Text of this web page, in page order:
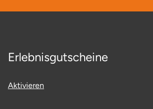
Erlebnisgutscheine
Aktivieren